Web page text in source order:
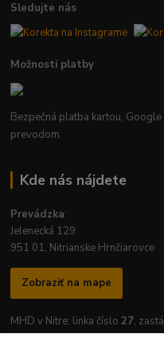
Sledujte nás
Možnosti platby
Bezpečná platba kartou,
prevodom.
Kde nás nájdete
Prevádzka:
Jelenecká 129
951 01, Nitrianske Hrnčiarovce
Zobraziť na mape
MHD v Nitre: linka číslo 27,